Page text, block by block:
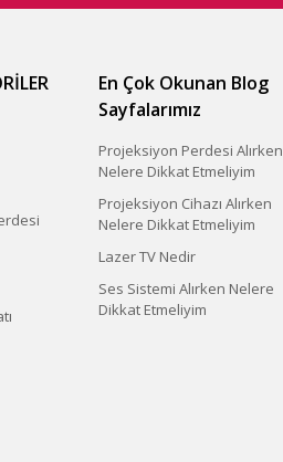
En Çok Okunan Blog
Sayfalarımız
Projeksiyon Perdesi Alırken
Nelere Dikkat Etmeliyim
Projeksiyon Cihazı Alırken
Nelere Dikkat Etmeliyim
Lazer TV Nedir
Ses Sistemi Alırken Nelere
Dikkat Etmeliyim